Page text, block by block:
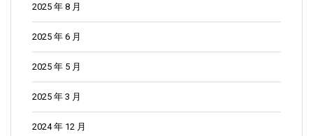
2025 年 8 月
2025 年 6 月
2025 年 5 月
2025 年 3 月
2024 年 12 月